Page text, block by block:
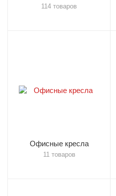
114 товаров
Офисные кресла
11 товаров